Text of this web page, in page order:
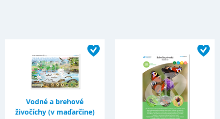
Vodné a brehové
živočíchy (v maďarčine)